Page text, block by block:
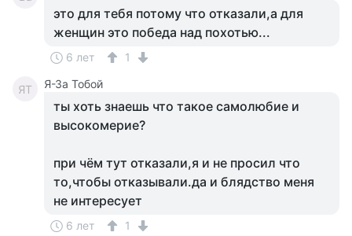
это для тебя потому что отказали,а для
женщин это победа над похотью...
6 лет 1
ЯТ Я-За Тобой
ты хоть знаешь что такое самолюбие и
высокомерие?
при чём тут отказали,я и не просил что
то,чтобы отказывали.да и блядство меня
не интересует
6 лет 1